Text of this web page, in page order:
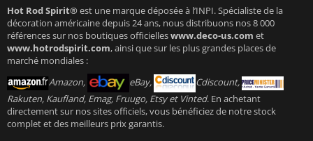
Hot Rod Spirit®est une marque déposée à l’INPI. Spécialiste de la
décoration américaine depuis 24 ans, nous distribuons nos 8 000
références sur nos boutiques officielleswww.deco-us.com et
www.hotrodspirit.com, ainsi que sur les plus grandes places de
marché mondiales :
Amazon,
eBay,
Cdiscount,
Rakuten, Kaufland, Emag, Fruugo, Etsy et Vinted. En achetant
directement sur nos sites officiels, vous bénéficiez de notre stock
complet et des meilleurs prix garantis.